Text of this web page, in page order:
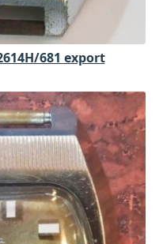
681 export